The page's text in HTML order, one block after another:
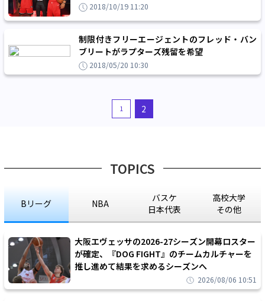
2018/10/19 11:20
制限付きフリーエージェントのフレッド・バン
ブリートがラプターズ残留を希望
2018/05/20 10:30
1 2
TOPICS
Bリーグ NBA
バスケ
日本代表
高校大学
その他
大阪エヴェッサの2026-27シーズン開幕ロスター
が確定、『DOG FIGHT』のチームカルチャーを
推し進めて結果を求めるシーズンへ
2026/08/06 10:51